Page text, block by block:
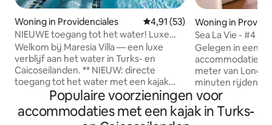
Woning in Providenciales Gemiddelde beoordeling van
4,91 (53)
NIEUWE toegang tot het water! Luxe
villa, infinity pool en uitzicht
Welkom bij Maresia Villa — een luxe
verblijf aan het water in Turks- en
Caicoseilanden. ** NIEUW: directe
toegang tot het water met een kajak
voor gasten** Geniet van een
overloopzwembad, een dakterras om
naar de sterren te kijken en een
Woning in
Sea La Vie - #4
2 slaapkamers,
Gelegen in een
accommodatie
meter van Long
minuten rijden
en winkels, is
met 2
geschikt voor
Populaire voorzieningen voor
accommodaties met een kajak in Turks-